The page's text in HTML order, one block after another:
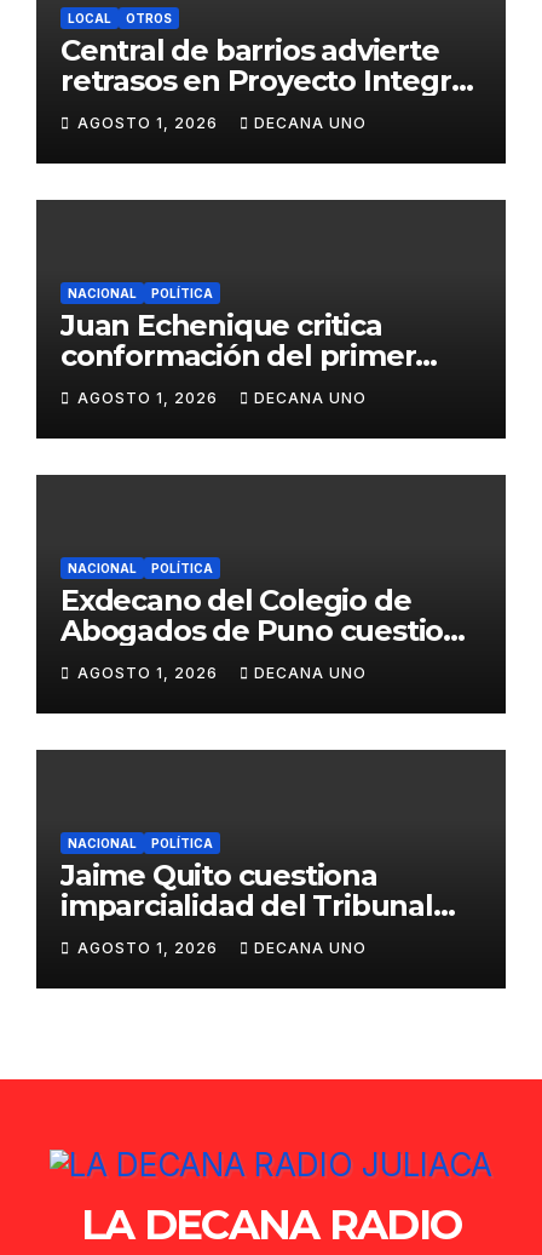
LOCAL OTROS
Central de barrios advierte
retrasos en Proyecto Integral
de Agua y Alcantarillado para
Juliaca
AGOSTO 1, 2026 DECANA UNO
NACIONAL POLÍTICA
Juan Echenique critica
conformación del primer
gabinete ministerial de Keiko
Fujimori
AGOSTO 1, 2026 DECANA UNO
NACIONAL POLÍTICA
Exdecano del Colegio de
Abogados de Puno cuestiona
propuestas sobre seguridad
ciudadana
AGOSTO 1, 2026 DECANA UNO
NACIONAL POLÍTICA
Jaime Quito cuestiona
imparcialidad del Tribunal
Constitucional tras liberación
de Ollanta Humala
AGOSTO 1, 2026 DECANA UNO
LA DECANA RADIO